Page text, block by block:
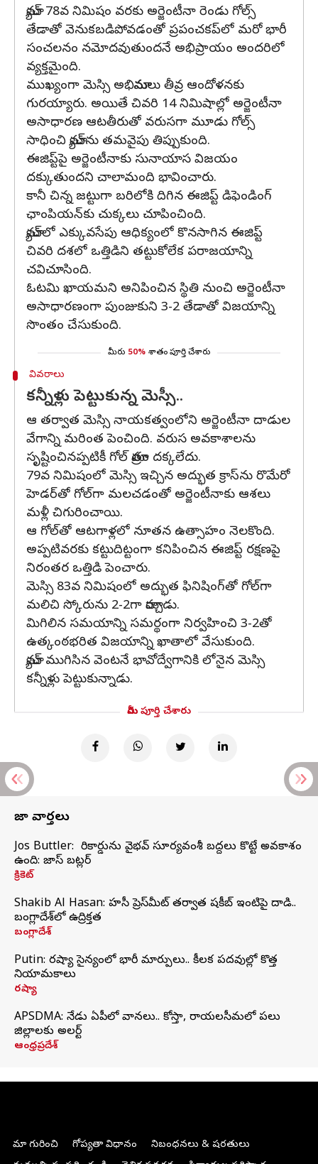
మ్యాచ్‌ 78వ నిమిషం వరకు అర్జెంటీనా రెండు గోల్స్
తేడాతో వెనుకబడిపోవడంతో ప్రపంచకప్‌లో మరో భారీ
సంచలనం నమోదవుతుందనే అభిప్రాయం అందరిలో
వ్యక్తమైంది.
ముఖ్యంగా మెస్సి అభిమానులు తీవ్ర ఆందోళనకు
గురయ్యారు. అయితే చివరి 14 నిమిషాల్లో అర్జెంటీనా
అసాధారణ ఆటతీరుతో వరుసగా మూడు గోల్స్
సాధించి మ్యాచ్‌ను తమవైపు తిప్పుకుంది.
ఈజిప్ట్‌పై అర్జెంటీనాకు సునాయాస విజయం
దక్కుతుందని చాలామంది భావించారు.
కానీ చిన్న జట్టుగా బరిలోకి దిగిన ఈజిప్ట్‌ డిఫెండింగ్
ఛాంపియన్‌కు చుక్కలు చూపించింది.
మ్యాచ్‌లో ఎక్కువసేపు ఆధిక్యంలో కొనసాగిన ఈజిప్ట్‌
చివరి దశలో ఒత్తిడిని తట్టుకోలేక పరాజయాన్ని
చవిచూసింది.
ఓటమి ఖాయమని అనిపించిన స్థితి నుంచి అర్జెంటీనా
అసాధారణంగా పుంజుకుని 3-2 తేడాతో విజయాన్ని
సొంతం చేసుకుంది.
మీరు 50% శాతం పూర్తి చేశారు
వివరాలు
కన్నీళ్లు పెట్టుకున్న మెస్సీ..
ఆ తర్వాత మెస్సి నాయకత్వంలోని అర్జెంటీనా దాడుల
వేగాన్ని మరింత పెంచింది. వరుస అవకాశాలను
సృష్టించినప్పటికీ గోల్ మాత్రం దక్కలేదు.
79వ నిమిషంలో మెస్సి ఇచ్చిన అద్భుత క్రాస్‌ను రొమేరో
హెడర్‌తో గోల్‌గా మలచడంతో అర్జెంటీనాకు ఆశలు
మళ్లీ చిగురించాయి.
ఆ గోల్‌తో ఆటగాళ్లలో నూతన ఉత్సాహం నెలకొంది.
అప్పటివరకు కట్టుదిట్టంగా కనిపించిన ఈజిప్ట్‌ రక్షణపై
నిరంతర ఒత్తిడి పెంచారు.
మెస్సి 83వ నిమిషంలో అద్భుత ఫినిషింగ్‌తో గోల్‌గా
మలిచి స్కోరును 2-2గా మార్చాడు.
మిగిలిన సమయాన్ని సమర్థంగా నిర్వహించి 3-2తో
ఉత్కంఠభరిత విజయాన్ని ఖాతాలో వేసుకుంది.
మ్యాచ్ ముగిసిన వెంటనే భావోద్వేగానికి లోనైన మెస్సి
కన్నీళ్లు పెట్టుకున్నాడు.
మీరు పూర్తి చేశారు
తాజా వార్తలు
Jos Buttler: నా రికార్డును వైభవ్ సూర్యవంశీ బద్దలు కొట్టే అవకాశం
ఉంది: జాస్ బట్లర్
క్రికెట్
Shakib Al Hasan: హసీనా ప్రెస్‌మీట్‌ తర్వాత షకీబ్‌ ఇంటిపై దాడి..
బంగ్లాదేశ్‌లో ఉద్రిక్తత
బంగ్లాదేశ్
Putin: రష్యా సైన్యంలో భారీ మార్పులు.. కీలక పదవుల్లో కొత్త
నియామకాలు
రష్యా
APSDMA: నేడు ఏపీలో వానలు.. కోస్తా, రాయలసీమలో పలు
జిల్లాలకు అలర్ట్
ఆంధ్రప్రదేశ్
మా గురించి గోప్యతా విధానం
నిబంధనలు & షరతులు